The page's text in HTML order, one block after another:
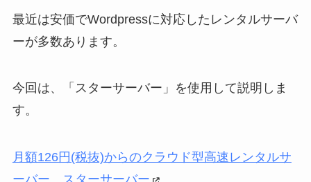
最近は安価でWordpressに対応したレンタルサーバ
ーが多数あります。
今回は、「スターサーバー」を使用して説明しま
す。
月額126円(税抜)からのクラウド型高速レンタルサ